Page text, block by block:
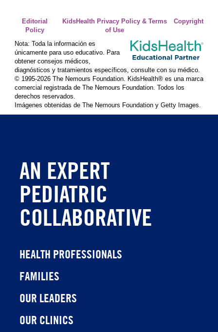
Editorial
Policy
KidsHealth Privacy Policy & Terms
of Use
Copyright
Nota: Toda la información es
únicamente para uso educativo. Para
obtener consejos médicos,
diagnósticos y tratamientos específicos, consulte con su médico.
© 1995-2026 The Nemours Foundation. KidsHealth® es una marca
comercial registrada de The Nemours Foundation. Todos los
derechos reservados.
Imágenes obtenidas de The Nemours Foundation y Getty Images.
AN EXPERT
PEDIATRIC
COLLABORATIVE
HEALTH PROFESSIONALS
FAMILIES
OUR LEADERS
OUR CLINICS